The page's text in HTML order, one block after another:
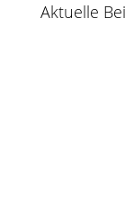
Aktuelle